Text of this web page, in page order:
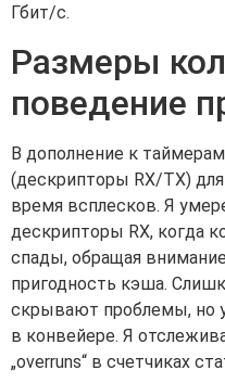
Гбит/с.
Размеры
поведение
В дополнение к таймерам
(дескрипторы RX/TX)
время всплесков. Я
дескрипторы RX, когда
спады, обращая
пригодность кэша.
скрывают проблемы, но
в конвейере. Я
„overruns“ в счетчиках